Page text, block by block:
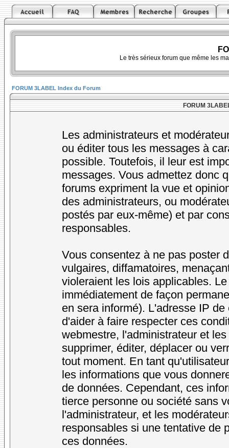
Le très sérieux forum que même les
FORUM 3LABEL Index du Forum
FORUM
Les administrateurs et
ou éditer tous les messages à
possible. Toutefois, il leur est
messages. Vous admettez donc
forums expriment la vue et
des administrateurs, ou
postés par eux-même) et par
responsables.
Vous consentez à ne pas poster
vulgaires, diffamatoires,
violeraient les lois applicables.
immédiatement de façon
en sera informé). L'adresse IP
d'aider à faire respecter ces
webmestre, l'administrateur et
supprimer, éditer, déplacer ou
tout moment. En tant
les informations que vous
de données. Cependant, ces
tierce personne ou société sans
l'administrateur, et les
responsables si une tentative de
ces données.